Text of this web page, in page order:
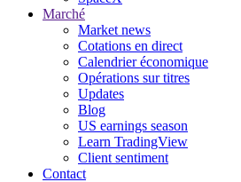
Marché
Market news
Cotations en direct
Calendrier économique
Opérations sur titres
Updates
Blog
US earnings season
Learn TradingView
Client sentiment
Contact